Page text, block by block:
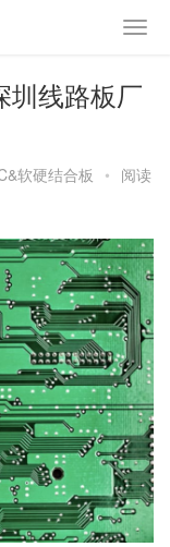
圳线路板厂
软硬结合板 • 阅读